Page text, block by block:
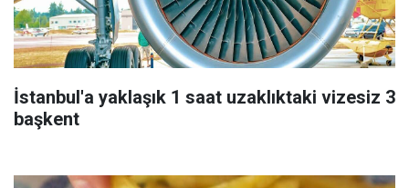
İstanbul'a yaklaşık 1 saat uzaklıktaki vizesiz 3
başkent